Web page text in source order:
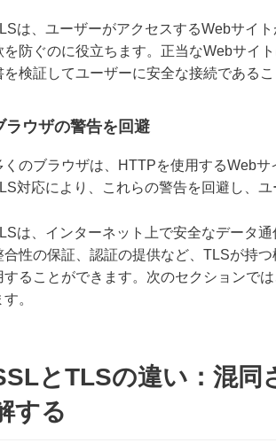
は、ユーザーがアクセスするWebサイ
を防ぐのに役立ちます。正当なWebサイ
を検証してユーザーに安全な接続であるこ
ラウザの警告を回避
くのブラウザは、HTTPを使用するWeb
対応により、これらの警告を回避し、ユ
は、インターネット上で安全なデータ
合性の保証、認証の提供など、TLSが持
することができます。次のセクションで
す。
とTLSの違い：混同
する